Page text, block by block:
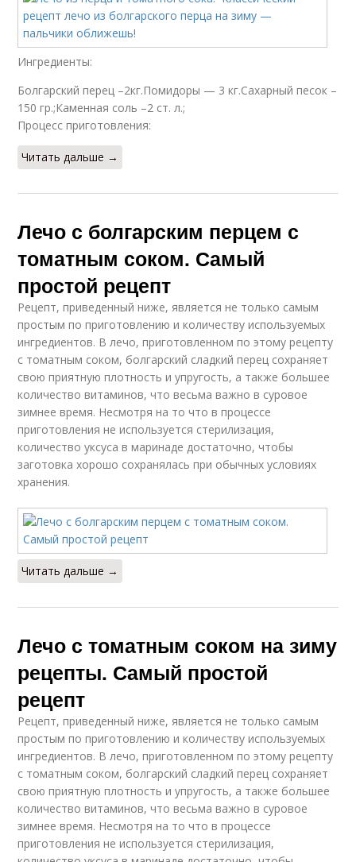
Ингредиенты:
Болгарский перец –2кг.Помидоры — 3 кг.Сахарный песок –
150 гр.;Каменная соль –2 ст. л.;
Процесс приготовления:
Читать дальше →
Лечо с болгарским перцем с
томатным соком. Самый
простой рецепт
Рецепт, приведенный ниже, является не только самым
простым по приготовлению и количеству используемых
ингредиентов. В лечо, приготовленном по этому рецепту
с томатным соком, болгарский сладкий перец сохраняет
свою приятную плотность и упругость, а также большее
количество витаминов, что весьма важно в суровое
зимнее время. Несмотря на то что в процессе
приготовления не используется стерилизация,
количество уксуса в маринаде достаточно, чтобы
заготовка хорошо сохранялась при обычных условиях
хранения.
Читать дальше →
Лечо с томатным соком на зиму
рецепты. Самый простой
рецепт
Рецепт, приведенный ниже, является не только самым
простым по приготовлению и количеству используемых
ингредиентов. В лечо, приготовленном по этому рецепту
с томатным соком, болгарский сладкий перец сохраняет
свою приятную плотность и упругость, а также большее
количество витаминов, что весьма важно в суровое
зимнее время. Несмотря на то что в процессе
приготовления не используется стерилизация,